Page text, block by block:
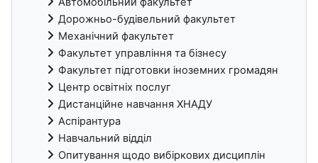
Дорожньо-будівельний факультет
Механічний факультет
Факультет управління та бізнесу
Факультет підготовки іноземних громадян
Центр освітніх послуг
Дистанційне навчання ХНАДУ
Аспірантура
Навчальний відділ
Опитування щодо вибіркових дисциплін